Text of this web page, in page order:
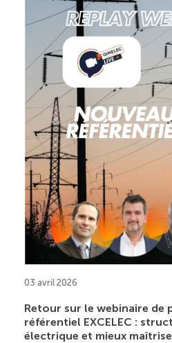
03 avril 2026
Retour sur le webinaire de
référentiel EXCELEC :
électrique et mieux